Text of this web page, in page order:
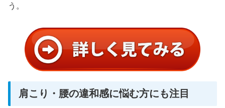
う。
肩こり・腰の違和感に悩む方にも注目